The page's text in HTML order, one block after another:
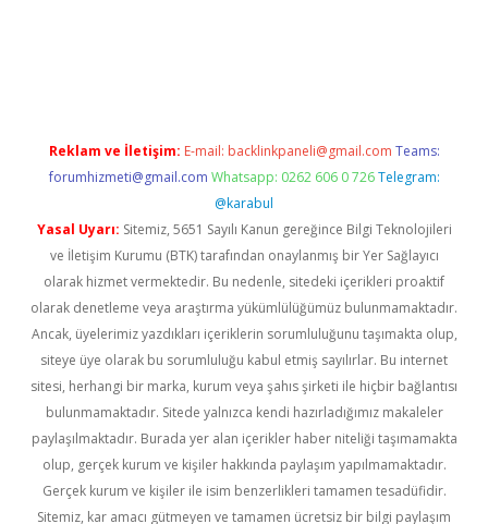
Reklam ve İletişim: E-mail: backlinkpaneli@gmail.com Teams:
forumhizmeti@gmail.com Whatsapp: 0262 606 0 726 Telegram:
@karabul
Yasal Uyarı: Sitemiz, 5651 Sayılı Kanun gereğince Bilgi Teknolojileri
ve İletişim Kurumu (BTK) tarafından onaylanmış bir Yer Sağlayıcı
olarak hizmet vermektedir. Bu nedenle, sitedeki içerikleri proaktif
olarak denetleme veya araştırma yükümlülüğümüz bulunmamaktadır.
Ancak, üyelerimiz yazdıkları içeriklerin sorumluluğunu taşımakta olup,
siteye üye olarak bu sorumluluğu kabul etmiş sayılırlar. Bu internet
sitesi, herhangi bir marka, kurum veya şahıs şirketi ile hiçbir bağlantısı
bulunmamaktadır. Sitede yalnızca kendi hazırladığımız makaleler
paylaşılmaktadır. Burada yer alan içerikler haber niteliği taşımamakta
olup, gerçek kurum ve kişiler hakkında paylaşım yapılmamaktadır.
Gerçek kurum ve kişiler ile isim benzerlikleri tamamen tesadüfidir.
Sitemiz, kar amacı gütmeyen ve tamamen ücretsiz bir bilgi paylaşım